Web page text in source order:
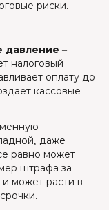
риски.
давление –
налоговый
оплату до
кассовые
даже
равно может
штрафа за
может расти в